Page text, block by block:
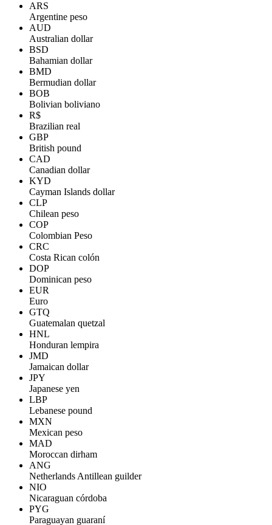
ARS
Argentine peso
AUD
Australian dollar
BSD
Bahamian dollar
BMD
Bermudian dollar
BOB
Bolivian boliviano
R$
Brazilian real
GBP
British pound
CAD
Canadian dollar
KYD
Cayman Islands dollar
CLP
Chilean peso
COP
Colombian Peso
CRC
Costa Rican colón
DOP
Dominican peso
EUR
Euro
GTQ
Guatemalan quetzal
HNL
Honduran lempira
JMD
Jamaican dollar
JPY
Japanese yen
LBP
Lebanese pound
MXN
Mexican peso
MAD
Moroccan dirham
ANG
Netherlands Antillean guilder
NIO
Nicaraguan córdoba
PYG
Paraguayan guaraní